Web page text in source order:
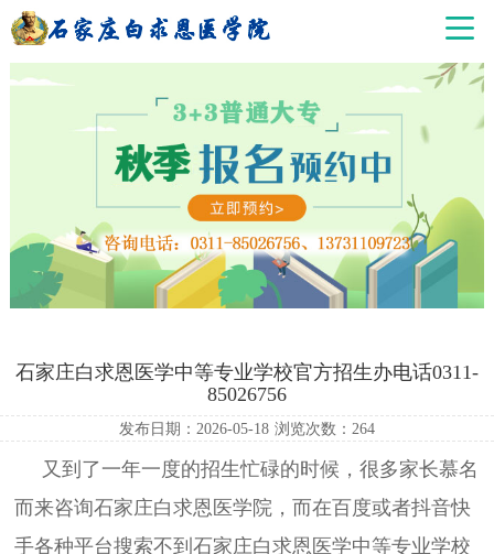
石家庄白求恩医学中等专业学校官方招生办电话0311-
85026756
发布日期：2026-05-18 浏览次数： 264
又到了一年一度的招生忙碌的时候，很多家长慕名
而来咨询石家庄白求恩医学院，而在百度或者抖音快
手各种平台搜索不到石家庄白求恩医学中等专业学校